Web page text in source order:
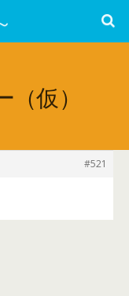
仮）
#521